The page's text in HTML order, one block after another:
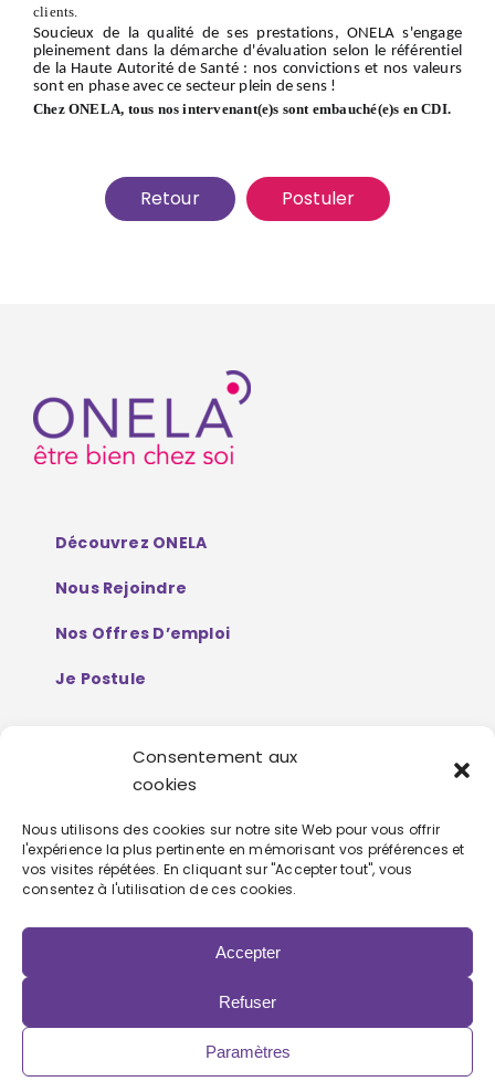
Consentement aux
cookies
Nous utilisons des cookies sur notre site Web pour vous offrir
l'expérience la plus pertinente en mémorisant vos préférences et
vos visites répétées. En cliquant sur "Accepter tout", vous
consentez à l'utilisation de ces cookies.
Accepter
Refuser
Paramètres
clients.
Soucieux de la qualité de ses prestations, ONELA s'engage
pleinement dans la démarche d'évaluation selon le référentiel
de la Haute Autorité de Santé : nos convictions et nos valeurs
sont en phase avec ce secteur plein de sens !
Chez ONELA, tous nos intervenant(e)s sont embauché(e)s en CDI.
Retour Postuler
Découvrez ONELA
Nous Rejoindre
Nos Offres D’emploi
Je Postule
Mentions Légales
Politique De Protection De Données
Personnelles
LinkedIn